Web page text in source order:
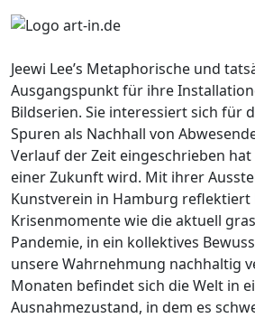
Jeewi Lee’s Metaphorische und
Ausgangspunkt für ihre
Bildserien. Sie interessiert sich für
Spuren als Nachhall von
Verlauf der Zeit eingeschrieben hat
einer Zukunft wird. Mit ihrer
Kunstverein in Hamburg reflektiert
Krisenmomente wie die aktuell
Pandemie, in ein kollektives
unsere Wahrnehmung nachhaltig
Monaten befindet sich die Welt in
Ausnahmezustand, in dem es